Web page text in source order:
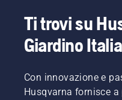
Ti trovi su
Giardino Italia
Con innovazione e
Husqvarna fornisce